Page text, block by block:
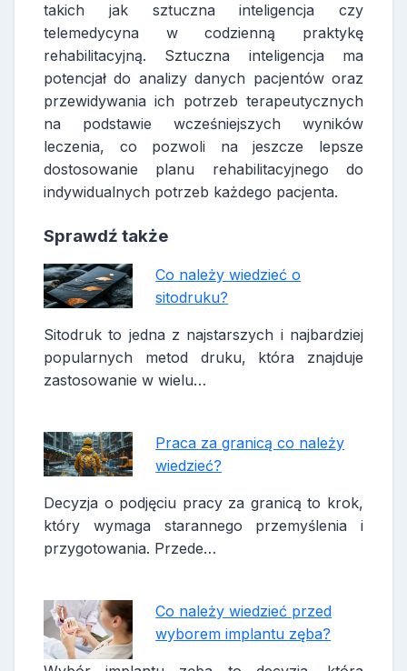
takich jak sztuczna inteligencja czy
telemedycyna w codzienną praktykę
rehabilitacyjną. Sztuczna inteligencja ma
potencjał do analizy danych pacjentów oraz
przewidywania ich potrzeb terapeutycznych
na podstawie wcześniejszych wyników
leczenia, co pozwoli na jeszcze lepsze
dostosowanie planu rehabilitacyjnego do
indywidualnych potrzeb każdego pacjenta.
Sprawdź także
Co należy wiedzieć o
sitodruku?
Sitodruk to jedna z najstarszych i najbardziej
popularnych metod druku, która znajduje
zastosowanie w wielu…
Praca za granicą co należy
wiedzieć?
Decyzja o podjęciu pracy za granicą to krok,
który wymaga starannego przemyślenia i
przygotowania. Przede…
Co należy wiedzieć przed
wyborem implantu zęba?